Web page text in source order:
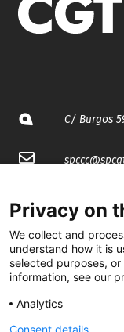
C/ Burgos
spccc@
cgtcatalunya
CGTCatalunya
Privacy on
We collect and
understand how it is
selected purposes,
information, see our
Analytics
Consent details